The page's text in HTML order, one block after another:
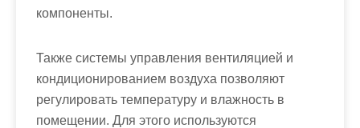
компоненты.
Также системы управления вентиляцией и
кондиционированием воздуха позволяют
регулировать температуру и влажность в
помещении. Для этого используются